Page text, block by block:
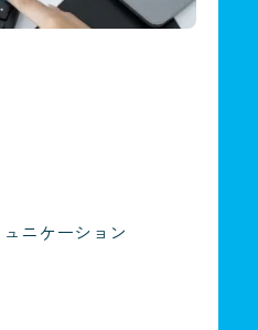
ニケーション